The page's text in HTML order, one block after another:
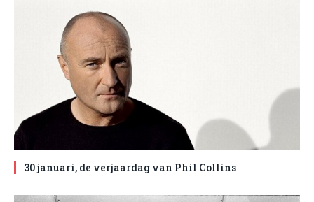
30 januari, de verjaardag van Phil Collins